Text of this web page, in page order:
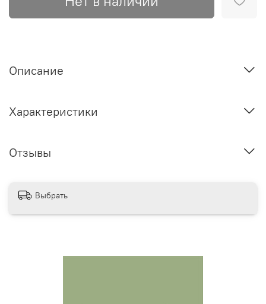
Описание
Характеристики
Отзывы
Выбрать